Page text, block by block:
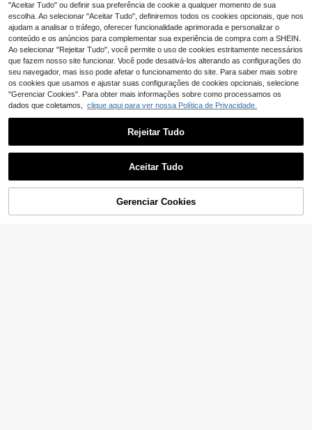
como conjunto de joias femininas (n
ão pode ser dobrado).
Brilhante, Adequada para Uso Diári
o Feminino
ADICIONAR AO CARRINHO
"Aceitar Tudo" ou definir sua preferência de cookie a qualquer momento de sua
escolha. Ao selecionar "Aceitar Tudo", definiremos todos os cookies opcionais, que nos
ajudam a analisar o tráfego, oferecer funcionalidade aprimorada e personalizar o
conteúdo e os anúncios para complementar sua experiência de compra com a SHEIN.
Ao selecionar "Rejeitar Tudo", você permite o uso de cookies estritamente necessários
que fazem nosso site funcionar. Você pode desativá-los alterando as configurações do
seu navegador, mas isso pode afetar o funcionamento do site. Para saber mais sobre
os cookies que usamos e ajustar suas configurações de cookies opcionais, selecione
"Gerenciar Cookies". Para obter mais informações sobre como processamos os
dados que coletamos, clique aqui para ver nossa Política de Privacidade.
Rejeitar Tudo
Aceitar Tudo
Gerenciar Cookies